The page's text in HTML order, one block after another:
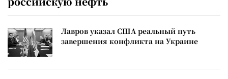
Лавров указал США реальный путь
завершения конфликта на Украине